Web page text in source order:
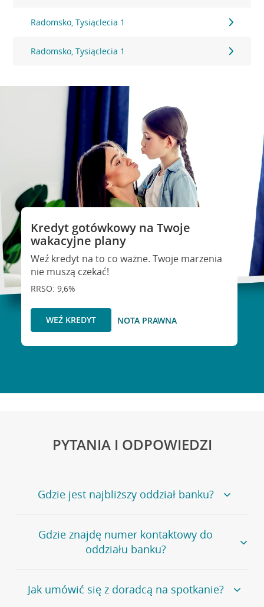
Radomsko, Tysiąclecia 1
Radomsko, Tysiąclecia 1
Kredyt gotówkowy na Twoje
wakacyjne plany
Weź kredyt na to co ważne. Twoje marzenia
nie muszą czekać!
RRSO: 9,6%
WEŹ KREDYT NOTA PRAWNA
PYTANIA I ODPOWIEDZI
Gdzie jest najbliższy oddział banku?
Jeśli szukasz oddziału naszego banku, zapraszamy na
stronęPlacówki i bankomaty, na której znajduje się
wygodna wyszukiwarka.
oddziałów
Gdzie znajdę numer kontaktowy do
oddziału banku?
Bank Credit Agricole nie udostępnia ogólnego numeru
telefonu do placówki bankowej.
Jak umówić się z doradcą na spotkanie?